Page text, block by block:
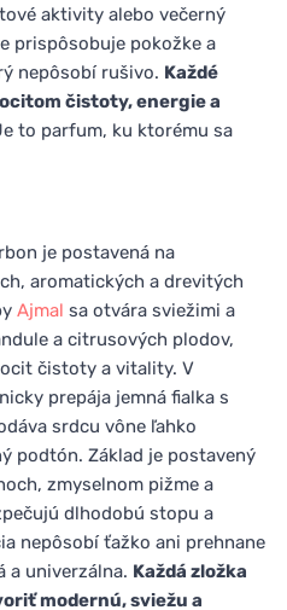
aktivity alebo večerný
prispôsobuje pokožke a
nepôsobí rušivo. Každé
čistoty, energie a
to parfum, ku ktorému sa
je postavená na
aromatických a drevitých
Ajmal sa otvára sviežimi a
a citrusových plodov,
čistoty a vitality. V
prepája jemná fialka s
srdcu vône ľahko
podtón. Základ je postavený
zmyselnom pižme a
dlhodobú stopu a
nepôsobí ťažko ani prehnane
a univerzálna. Každá zložka
modernú, sviežu a